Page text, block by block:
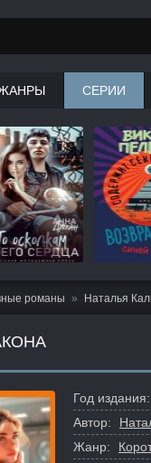
романы Наталья
Год издания:
Автор:
Жанр:
СЕРИИ